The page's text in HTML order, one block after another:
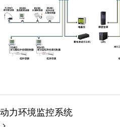
动力环境监控系统